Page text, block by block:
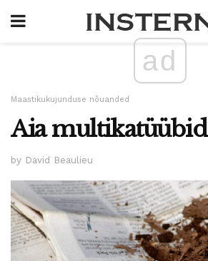
ad
Maastikukujunduse nõuanded
Aia multikatüübid
by David Beaulieu